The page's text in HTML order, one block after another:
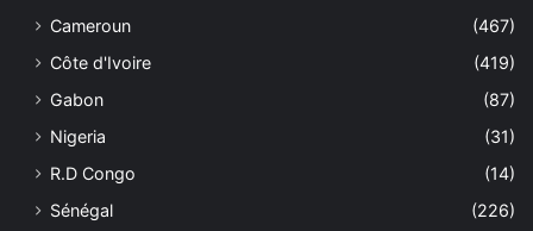
Cameroun
(467)
Côte d'Ivoire
(419)
Gabon
(87)
Nigeria
(31)
R.D Congo
(14)
Sénégal
(226)